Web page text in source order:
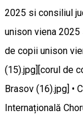
2025 si consiliul
unison viena
de copii unison
(15).jpg][corul de
Brasov (16).jpg] •
Internațională